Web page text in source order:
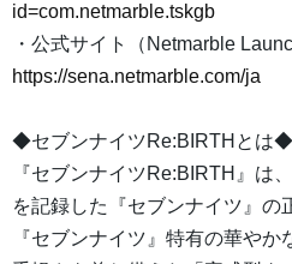
id=com.netmarble.tskgb
・公式サイト（Netmarble
https://sena.netmarble.com/ja
◆セブンナイツRe:BIRTHとは◆
『セブンナイツRe:BIRTH』は
を記録した『セブンナイツ』の
『セブンナイツ』特有の華やか